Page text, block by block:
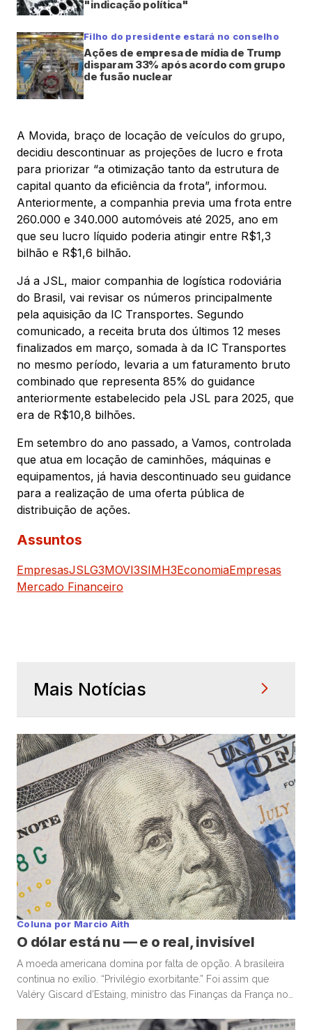
"indicação política"
Filho do presidente estará no conselho
Ações de empresa de mídia de Trump
disparam 33% após acordo com grupo
de fusão nuclear
A Movida, braço de locação de veículos do grupo,
decidiu descontinuar as projeções de lucro e frota
para priorizar “a otimização tanto da estrutura de
capital quanto da eficiência da frota”, informou.
Anteriormente, a companhia previa uma frota entre
260.000 e 340.000 automóveis até 2025, ano em
que seu lucro líquido poderia atingir entre R$1,3
bilhão e R$1,6 bilhão.
Já a JSL, maior companhia de logística rodoviária
do Brasil, vai revisar os números principalmente
pela aquisição da IC Transportes. Segundo
comunicado, a receita bruta dos últimos 12 meses
finalizados em março, somada à da IC Transportes
no mesmo período, levaria a um faturamento bruto
combinado que representa 85% do guidance
anteriormente estabelecido pela JSL para 2025, que
era de R$10,8 bilhões.
Em setembro do ano passado, a Vamos, controlada
que atua em locação de caminhões, máquinas e
equipamentos, já havia descontinuado seu guidance
para a realização de uma oferta pública de
distribuição de ações.
Assuntos
EmpresasJSLG3MOVI3SIMH3EconomiaEmpresas
Mercado Financeiro
Mais Notícias
Coluna por Marcio Aith
O dólar está nu — e o real, invisível
A moeda americana domina por falta de opção. A brasileira
continua no exílio. “Privilégio exorbitante.” Foi assim que
Valéry Giscard d’Estaing, ministro das Finanças da França nos
Unidos de financiar déficits em sua própria moeda — e, ainda